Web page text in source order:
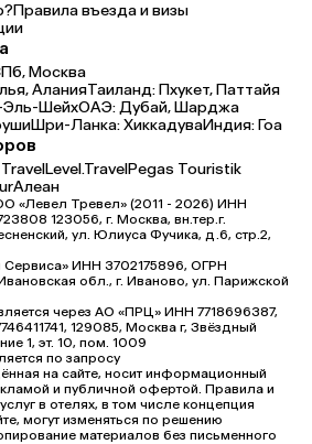
Правила въезда и визы
Москва
АланияТаиланд:Пхукет,Паттайя
ШейхОАЭ:Дубай,Шарджа
Шри-Ланка:ХиккадуваИндия:Гоа
Level.TravelPegas Touristik
Алеан
«Левел Тревел» (2011 - 2026) ИНН
123056, г. Москва, вн.тер.г.
ул. Юлиуса Фучика, д.6, стр.2,
Сервиса» ИНН 3702175896, ОГРН
обл., г. Иваново, ул. Парижской
через АО «ПРЦ» ИНН 7718696387,
129085, Москва г, Звёздный
1, эт. 10, пом. 1009
по запросу
на сайте, носит информационный
и публичной офертой. Правила и
в отелях, в том числе концепция
могут изменяться по решению
материалов без письменного